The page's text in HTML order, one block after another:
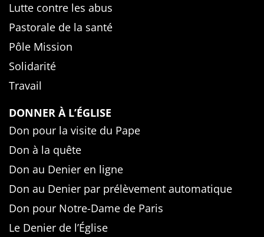
Lutte contre les abus
Pastorale de la santé
Pôle Mission
Solidarité
Travail
DONNER À L’ÉGLISE
Don pour la visite du Pape
Don à la quête
Don au Denier en ligne
Don au Denier par prélèvement automatique
Don pour Notre-Dame de Paris
Le Denier de l’Église